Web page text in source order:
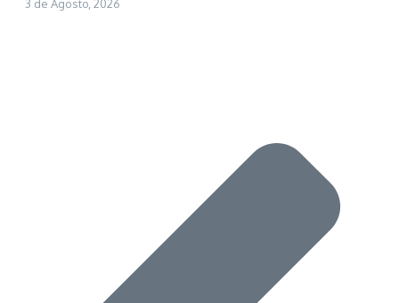
3 de Agosto, 2026